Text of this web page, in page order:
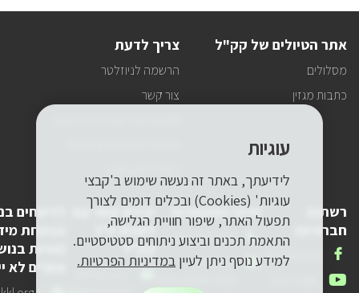
ופעילויות
אתר הטיולים של קק"ל
מסלולים
כתבות מגזין
צריך לדעת
הרשמה לניוזלטר
צור קשר
רשתות
חברתיות
FACEBOOK
אנחנו
בפייסבוק
אנחנו
פרטי התקשרות
טלפון1-800-250-250
דואר pneyot-
יצירת קשר עם
לשכת יו"ר
קק"ל
לדיווחים
אבטחת
(פניות
אחרים לא
עוגיות
לידיעתך, באתר זה נעשה שימוש ב'קבצי
עוגיות' (Cookies) ובכלים דומים לצורך
תפעול האתר, שיפור חוויית הגלישה,
התאמת תכנים וביצוע ניתוחים סטטיסטיים.
למידע נוסף ניתן לעיין במדיניות הפרטיות.